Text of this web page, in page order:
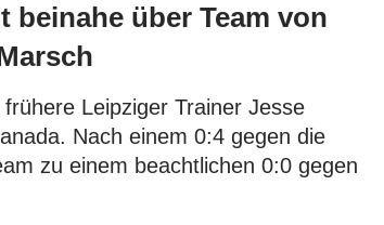
beinahe über Team von
Leipziger Trainer Jesse
Nach einem 0:4 gegen die
zu einem beachtlichen 0:0 gegen